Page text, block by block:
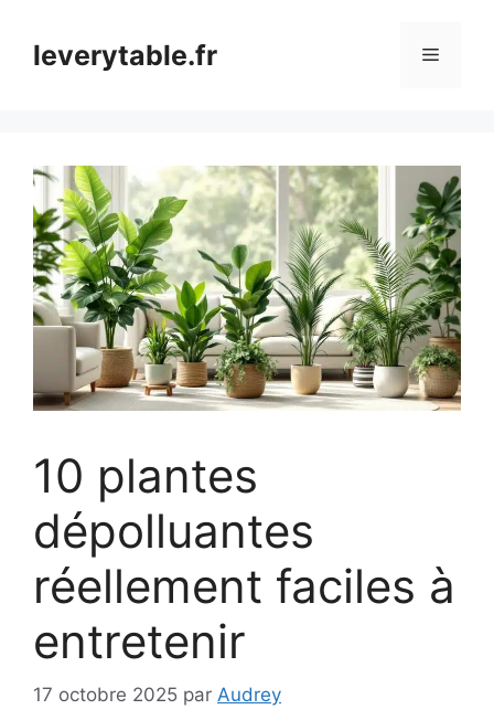
contenuleverytable.fr Menu
10 plantes
dépolluantes
réellement faciles à
entretenir
17 octobre 2025 par Audrey